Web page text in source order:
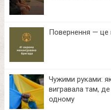
Повернення — це
Чужими руками:
вигравала там,
одному